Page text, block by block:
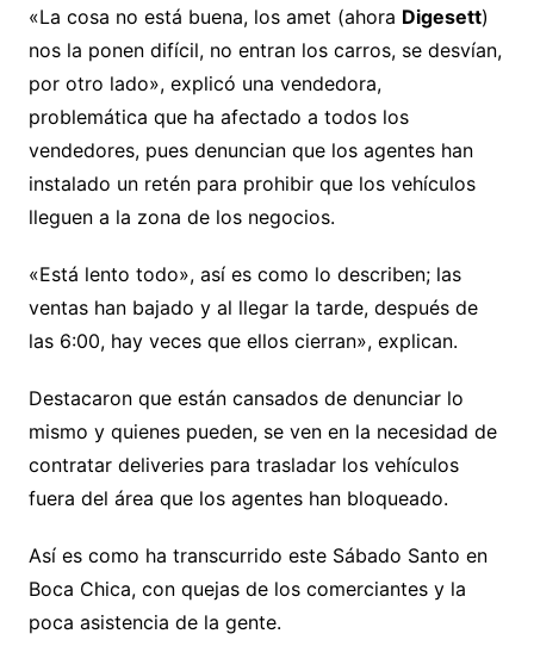
«La cosa no está buena, los amet (ahora Digesett)
nos la ponen difícil, no entran los carros, se desvían,
por otro lado», explicó una vendedora,
problemática que ha afectado a todos los
vendedores, pues denuncian que los agentes han
instalado un retén para prohibir que los vehículos
lleguen a la zona de los negocios.
«Está lento todo», así es como lo describen; las
ventas han bajado y al llegar la tarde, después de
las 6:00, hay veces que ellos cierran», explican.
Destacaron que están cansados de denunciar lo
mismo y quienes pueden, se ven en la necesidad de
contratar deliveries para trasladar los vehículos
fuera del área que los agentes han bloqueado.
Así es como ha transcurrido este Sábado Santo en
Boca Chica, con quejas de los comerciantes y la
poca asistencia de la gente.